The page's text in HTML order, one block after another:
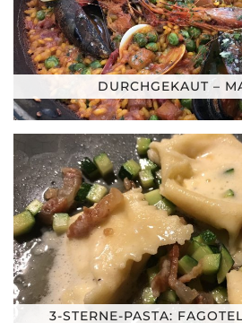
DURCHGEKAUT –
3-STERNE-PASTA: